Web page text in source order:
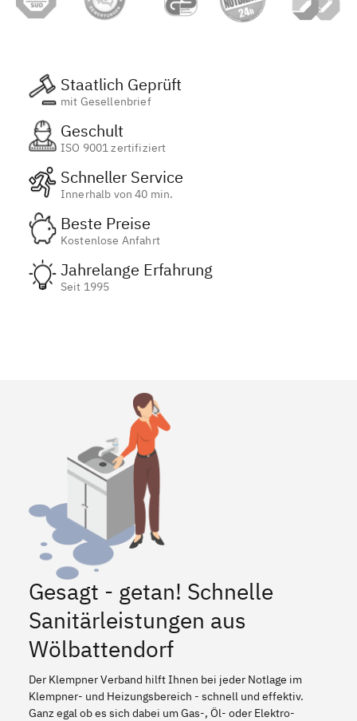
Staatlich Geprüft
mit Gesellenbrief
Geschult
ISO 9001 zertifiziert
Schneller Service
Innerhalb von 40 min.
Beste Preise
Kostenlose Anfahrt
Jahrelange Erfahrung
Seit 1995
Gesagt - getan! Schnelle
Sanitärleistungen aus
Wölbattendorf
Der Klempner Verband hilft Ihnen bei jeder Notlage im
Klempner- und Heizungsbereich - schnell und effektiv.
Ganz egal ob es sich dabei um Gas-, Öl- oder Elektro-